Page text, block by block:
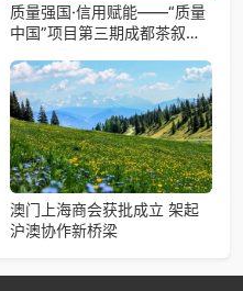
质量强国·信用赋能——“质量
中国”项目第三期成都茶叙会
澳门上海商会获批成立 架起
沪澳协作新桥梁